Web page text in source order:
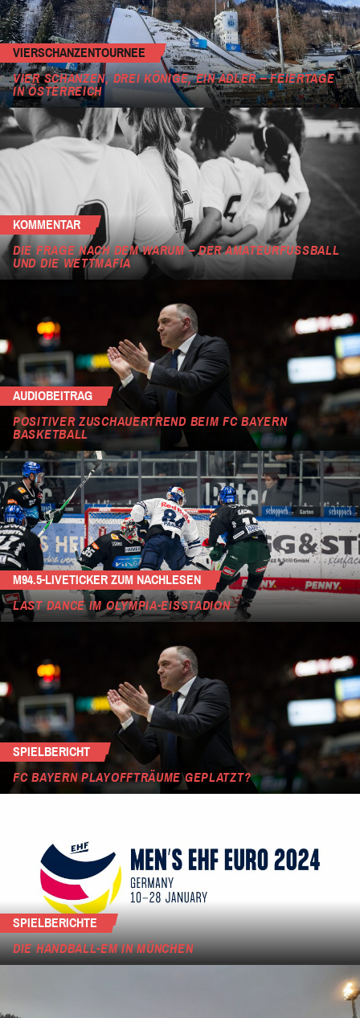
VIERSCHANZENTOURNEE
VIER SCHANZEN, DREI KÖNIGE, EIN ADLER – FEIERTAGE
IN ÖSTERREICH
KOMMENTAR
DIE FRAGE NACH DEM WARUM – DER AMATEURFUSSBALL U
ND DIE WETTMAFIA
AUDIOBEITRAG
POSITIVER ZUSCHAUERTREND BEIM FC BAYERN
BASKETBALL
M94.5-LIVETICKER ZUM NACHLESEN
LAST DANCE IM OLYMPIA-EISSTADION
SPIELBERICHT
FC BAYERN PLAYOFFTRÄUME GEPLATZT?
SPIELBERICHTE
DIE HANDBALL-EM IN MÜNCHEN